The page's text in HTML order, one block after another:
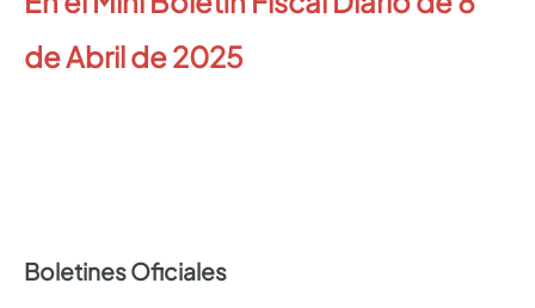
de Abril de 2025
Boletines Oficiales